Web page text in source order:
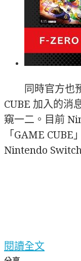
同時官方也預
CUBE 加入的消
窺一二。目前
「GAME
Nintendo
閱讀全文